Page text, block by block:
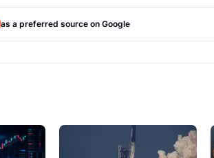
as a preferred source on Google